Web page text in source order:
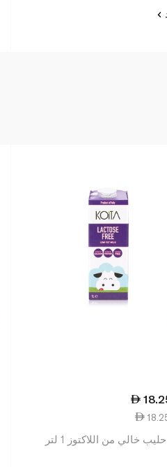
خالي من اللاكتوز 1 لتر